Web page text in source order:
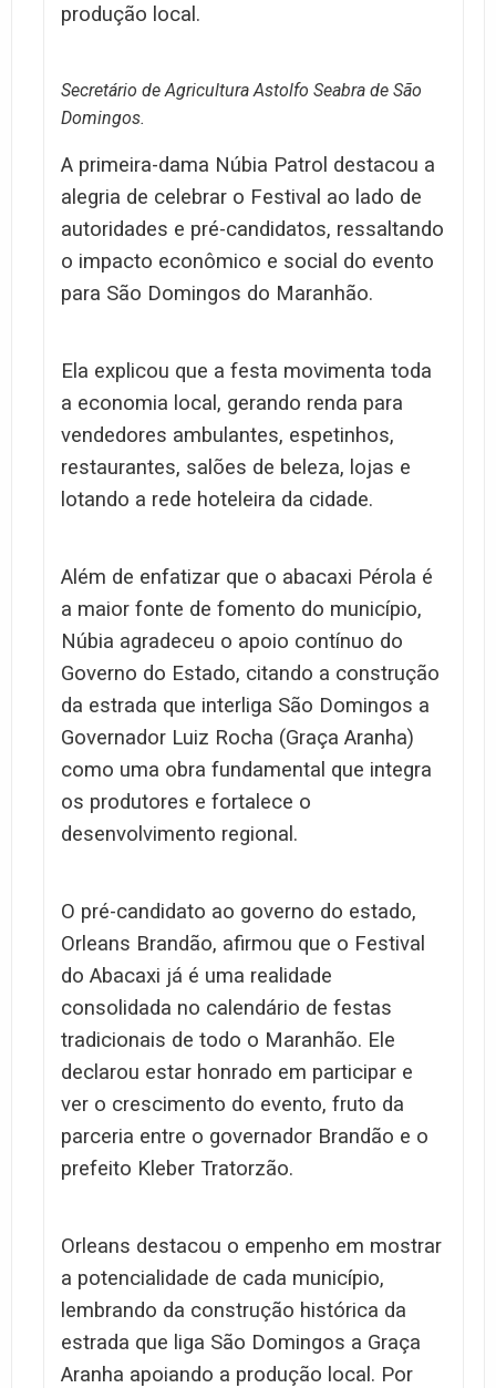
produção local.
Secretário de Agricultura Astolfo Seabra de São
Domingos.
A primeira-dama Núbia Patrol destacou a
alegria de celebrar o Festival ao lado de
autoridades e pré-candidatos, ressaltando
o impacto econômico e social do evento
para São Domingos do Maranhão.
Ela explicou que a festa movimenta toda
a economia local, gerando renda para
vendedores ambulantes, espetinhos,
restaurantes, salões de beleza, lojas e
lotando a rede hoteleira da cidade.
Além de enfatizar que o abacaxi Pérola é
a maior fonte de fomento do município,
Núbia agradeceu o apoio contínuo do
Governo do Estado, citando a construção
da estrada que interliga São Domingos a
Governador Luiz Rocha (Graça Aranha)
como uma obra fundamental que integra
os produtores e fortalece o
desenvolvimento regional.
O pré-candidato ao governo do estado,
Orleans Brandão, afirmou que o Festival
do Abacaxi já é uma realidade
consolidada no calendário de festas
tradicionais de todo o Maranhão. Ele
declarou estar honrado em participar e
ver o crescimento do evento, fruto da
parceria entre o governador Brandão e o
prefeito Kleber Tratorzão.
Orleans destacou o empenho em mostrar
a potencialidade de cada município,
lembrando da construção histórica da
estrada que liga São Domingos a Graça
Aranha apoiando a produção local. Por